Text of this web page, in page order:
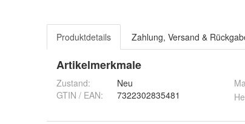
Produktdetails Zahlung, Versand &
Artikelmerkmale
Zustand:
Neu
GTIN / EAN:
7322302835481